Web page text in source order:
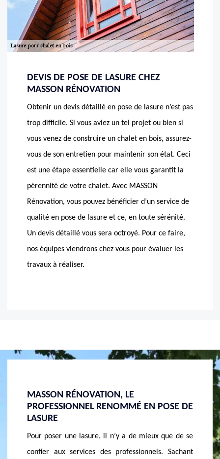
DEVIS DE POSE DE LASURE CHEZ
MASSON RÉNOVATION
Obtenir un devis détaillé en pose de lasure n’est pas
trop difficile. Si vous aviez un tel projet ou bien si
vous venez de construire un chalet en bois, assurez-
vous de son entretien pour maintenir son état. Ceci
est une étape essentielle car elle vous garantit la
pérennité de votre chalet. Avec MASSON
Rénovation, vous pouvez bénéficier d’un service de
qualité en pose de lasure et ce, en toute sérénité.
Un devis détaillé vous sera octroyé. Pour ce faire,
nos équipes viendrons chez vous pour évaluer les
travaux à réaliser.
DE
que de se
Sachant
EN QUÊTE D’UN EXPERT EN POSE DE
LASURE ? MASSON RÉNOVATION EST LÀ
!
Trouver un professionnel pour l’application de
lasure n’est pas une chose aisée. En fait, nombreux